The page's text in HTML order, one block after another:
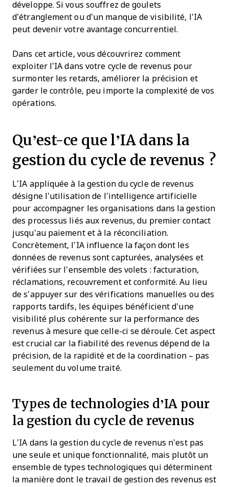
développe. Si vous souffrez de goulets
d’étranglement ou d’un manque de visibilité, l’IA
peut devenir votre avantage concurrentiel.
Dans cet article, vous découvrirez comment
exploiter l’IA dans votre cycle de revenus pour
surmonter les retards, améliorer la précision et
garder le contrôle, peu importe la complexité de vos
opérations.
Qu’est-ce que l’IA dans la
gestion du cycle de revenus ?
L’IA appliquée à la gestion du cycle de revenus
désigne l’utilisation de l’intelligence artificielle
pour accompagner les organisations dans la gestion
des processus liés aux revenus, du premier contact
jusqu’au paiement et à la réconciliation.
Concrètement, l’IA influence la façon dont les
données de revenus sont capturées, analysées et
vérifiées sur l’ensemble des volets : facturation,
réclamations, recouvrement et conformité. Au lieu
de s’appuyer sur des vérifications manuelles ou des
rapports tardifs, les équipes bénéficient d’une
visibilité plus cohérente sur la performance des
revenus à mesure que celle-ci se déroule. Cet aspect
est crucial car la fiabilité des revenus dépend de la
précision, de la rapidité et de la coordination – pas
seulement du volume traité.
Types de technologies d’IA pour
la gestion du cycle de revenus
L’IA dans la gestion du cycle de revenus n’est pas
une seule et unique fonctionnalité, mais plutôt un
ensemble de types technologiques qui déterminent
la manière dont le travail de gestion des revenus est